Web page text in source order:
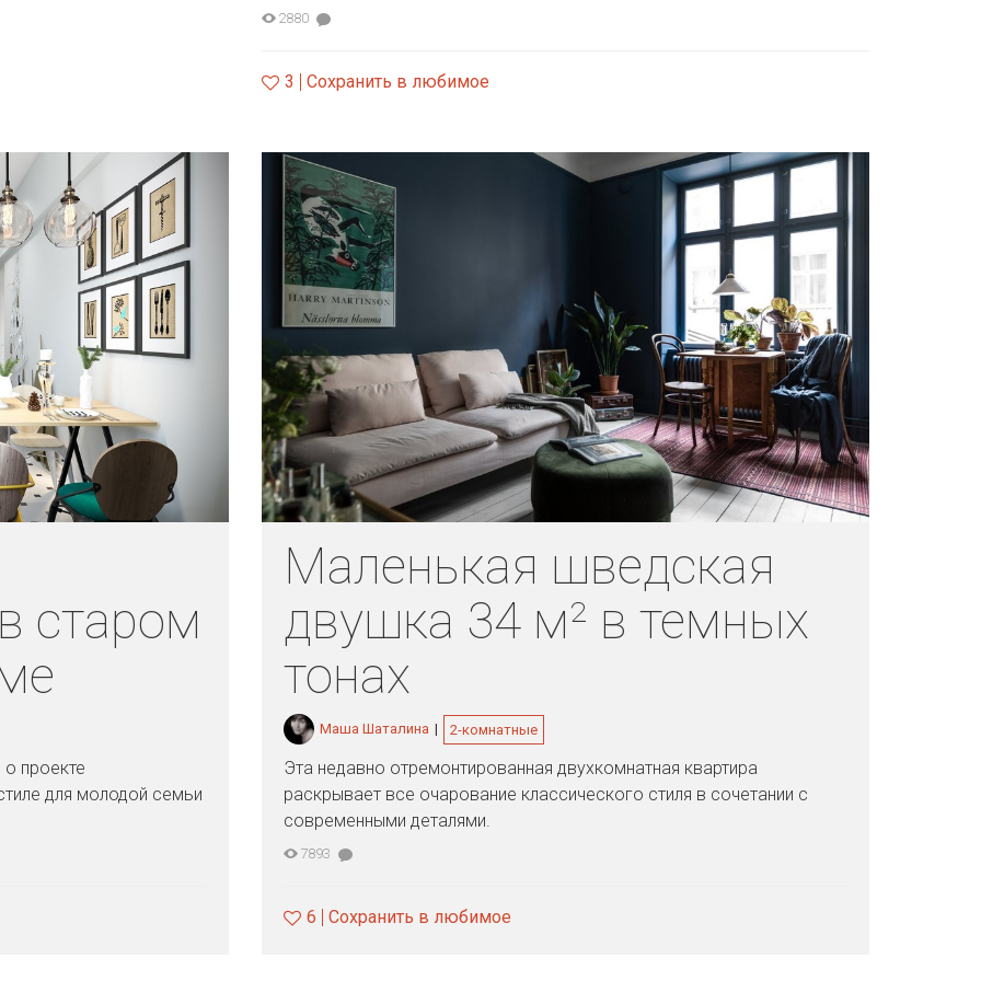
2880
3 Сохранить в любимое
старом
проекте
для молодой семьи
Маленькая шведская
двушка 34 м² в темных
тонах
Маша Шаталина | 2-комнатные
Эта недавно отремонтированная двухкомнатная квартира
раскрывает все очарование классического стиля в сочетании с
современными деталями.
7893
6 Сохранить в любимое